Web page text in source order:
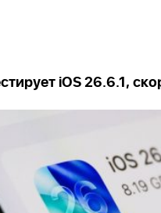
iOS 26.6.1,